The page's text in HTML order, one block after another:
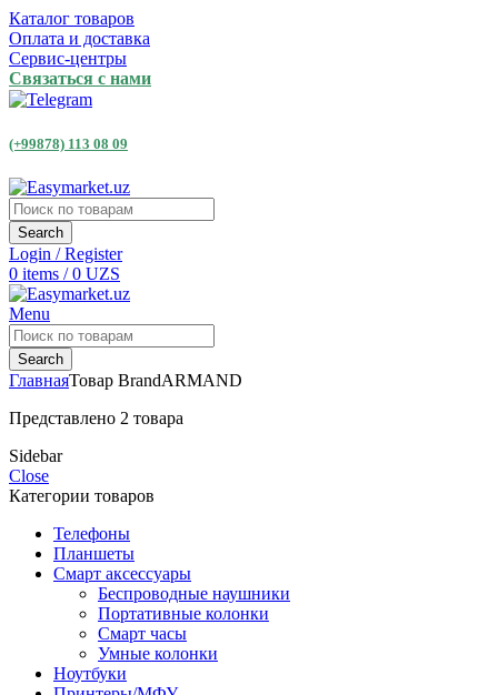
Каталог товаров
Оплата и доставка
Сервис-центры
Связаться с нами
(+99878) 113 08 09
Search
Login / Register
0 items / 0 UZS
Menu
Search
ГлавнаяТовар BrandARMAND
Представлено 2 товара
Sidebar
Close
Категории товаров
Телефоны
Планшеты
Смарт аксессуары
Беспроводные наушники
Портативные колонки
Смарт часы
Умные колонки
Ноутбуки